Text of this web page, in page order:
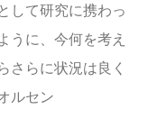
して研究に携わっ
うに、今何を考え
さらに状況は良く
ルセン